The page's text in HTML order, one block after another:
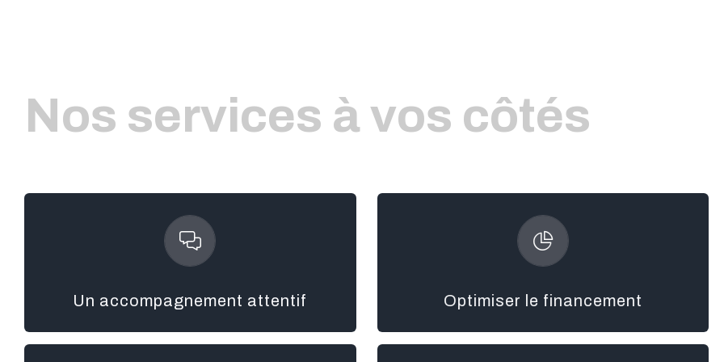
Nos services à vos côtés
Un accompagnement attentif
de promoteur.
Pour garantir sa réussite et votre satisfaction, votre
vous conseiller et répondre à vos questions à
chacune de ses étapes.
Optimiser le financement
besoins, votre budget et votre situation familiale.
Vous pouvez également profiter des conditions
partenariats noués par Axcess avec son partenaire le
Crédit Mutuel.